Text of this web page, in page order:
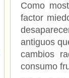
Como
factor
antiguos
cambios
consumo